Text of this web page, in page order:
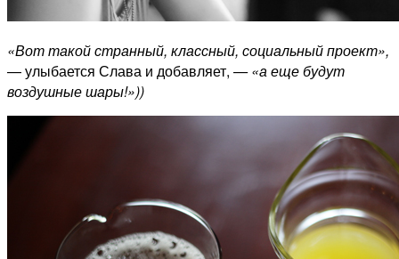
«Вот такой странный, классный, социальный проект»,
— улыбается Слава и добавляет, — «а еще будут
воздушные шары!»))